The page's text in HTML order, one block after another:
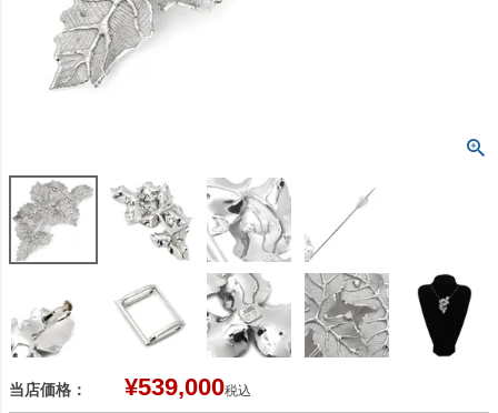
当店価格： ¥539,000税込